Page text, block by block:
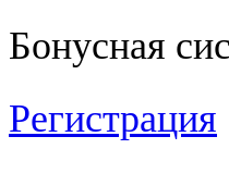
Бонусная
Регистрация